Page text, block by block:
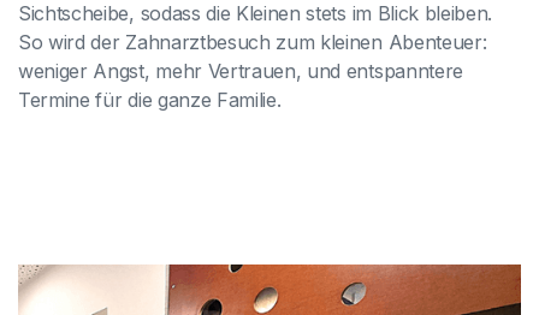
Sichtscheibe, sodass die Kleinen stets im Blick bleiben.
So wird der Zahnarztbesuch zum kleinen Abenteuer:
weniger Angst, mehr Vertrauen, und entspanntere
Termine für die ganze Familie.